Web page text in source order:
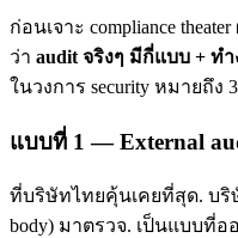
ก่อนเจาะ compliance
ว่า audit จริงๆ มีกี่แบบ + ทำ
ในวงการ security หมายถึง
แบบที่ 1 — External
ที่บริษัทไทยคุ้นเคยที่สุด. บริ
body) มาตรวจ. เป็นแบบที่